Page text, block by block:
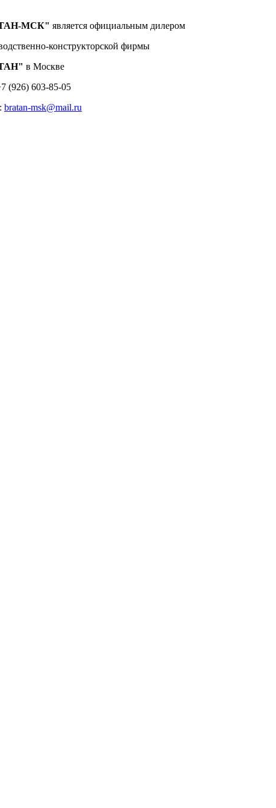
МСК" является официальным дилером
конструкторской фирмы
в Москве
(926) 603-85-05
bratan-msk@mail.ru